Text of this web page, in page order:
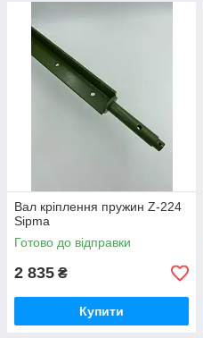
Вал кріплення пружин Z-224
Sipma
Готово до відправки
2 835 ₴
Купити